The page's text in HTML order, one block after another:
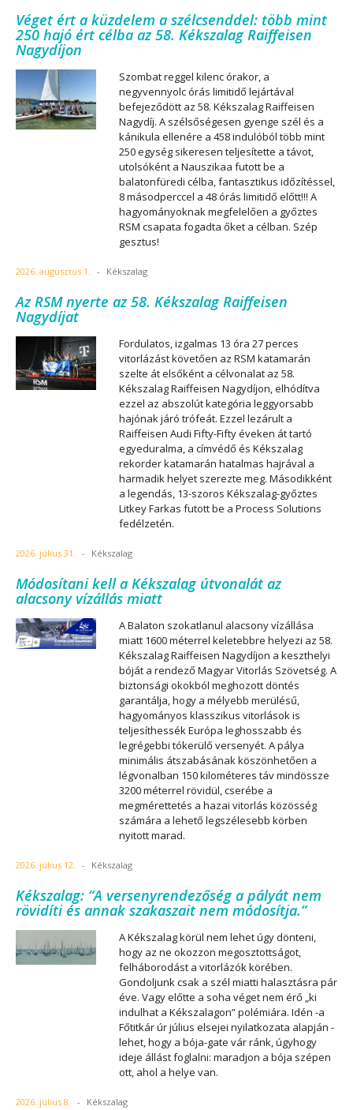
Véget ért a küzdelem a szélcsenddel: több mint
250 hajó ért célba az 58. Kékszalag Raiffeisen
Nagydíjon
Szombat reggel kilenc órakor, a
negyvennyolc órás limitidő lejártával
befejeződött az 58. Kékszalag Raiffeisen
Nagydíj. A szélsőségesen gyenge szél és a
kánikula ellenére a 458 indulóból több mint
250 egység sikeresen teljesítette a távot,
utolsóként a Nauszikaa futott be a
balatonfüredi célba, fantasztikus időzítéssel,
8 másodperccel a 48 órás limitidő előtt!!! A
hagyományoknak megfelelően a győztes
RSM csapata fogadta őket a célban. Szép
gesztus!
2026. augusztus 1. - Kékszalag
Az RSM nyerte az 58. Kékszalag Raiffeisen
Nagydíjat
Fordulatos, izgalmas 13 óra 27 perces
vitorlázást követően az RSM katamarán
szelte át elsőként a célvonalat az 58.
Kékszalag Raiffeisen Nagydíjon, elhódítva
ezzel az abszolút kategória leggyorsabb
hajónak járó trófeát. Ezzel lezárult a
Raiffeisen Audi Fifty-Fifty éveken át tartó
egyeduralma, a címvédő és Kékszalag
rekorder katamarán hatalmas hajrával a
harmadik helyet szerezte meg. Másodikként
a legendás, 13-szoros Kékszalag-győztes
Litkey Farkas futott be a Process Solutions
fedélzetén.
2026. július 31. - Kékszalag
Módosítani kell a Kékszalag útvonalát az
alacsony vízállás miatt
A Balaton szokatlanul alacsony vízállása
miatt 1600 méterrel keletebbre helyezi az 58.
Kékszalag Raiffeisen Nagydíjon a keszthelyi
bóját a rendező Magyar Vitorlás Szövetség. A
biztonsági okokból meghozott döntés
garantálja, hogy a mélyebb merülésű,
hagyományos klasszikus vitorlások is
teljesíthessék Európa leghosszabb és
legrégebbi tókerülő versenyét. A pálya
minimális átszabásának köszönhetően a
légvonalban 150 kilométeres táv mindössze
3200 méterrel rövidül, cserébe a
megmérettetés a hazai vitorlás közösség
számára a lehető legszélesebb körben
nyitott marad.
2026. július 12. - Kékszalag
Kékszalag: “A versenyrendezőség a pályát nem
rövidíti és annak szakaszait nem módosítja.”
A Kékszalag körül nem lehet úgy dönteni,
hogy az ne okozzon megosztottságot,
felháborodást a vitorlázók körében.
Gondoljunk csak a szél miatti halasztásra pár
éve. Vagy előtte a soha véget nem érő „ki
indulhat a Kékszalagon” polémiára. Idén -a
Főtitkár úr július elsejei nyilatkozata alapján -
lehet, hogy a bója-gate vár ránk, úgyhogy
ideje állást foglalni: maradjon a bója szépen
ott, ahol a helye van.
2026. július 8. - Kékszalag